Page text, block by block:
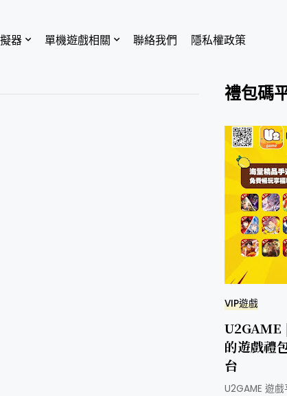
器 單機遊戲相關 聯絡我們 隱私權政策
禮包碼
VIP遊戲
U2GAME
的遊戲禮
台
U2GAME 遊